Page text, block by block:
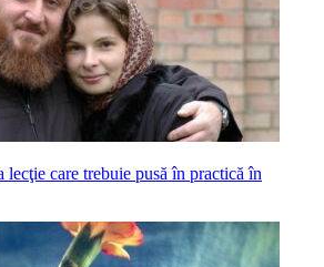
lecţie care trebuie pusă în practică în